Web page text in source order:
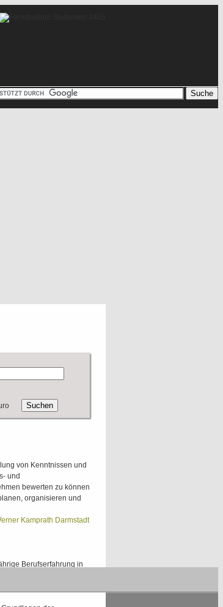
von Kenntnissen und
und
bewerten zu können
organisieren und
Kamprath Darmstadt
Berufserfahrung in